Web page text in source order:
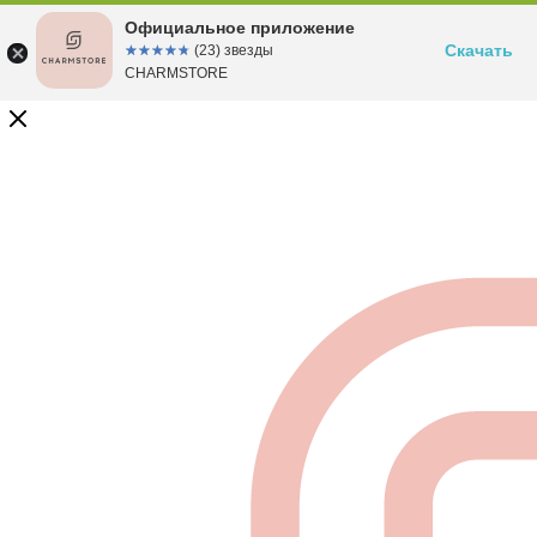
Официальное приложение
☆☆☆☆☆
★★★★★ (23) звезды
CHARMSTORE
Скачать